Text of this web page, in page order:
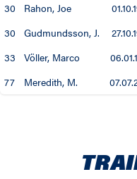
30
Rahon, Joe
30 Gudmundsson, J.
33
Völler, Marco
77
Meredith, M.